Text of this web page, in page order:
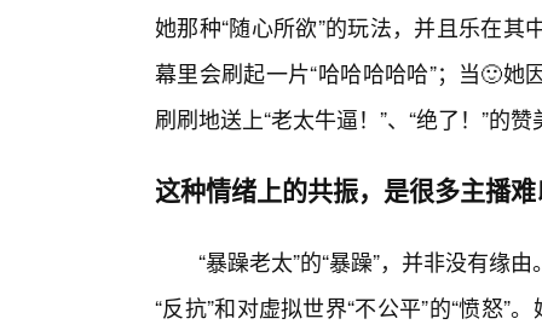
她那种“随心所欲”的玩法，并且乐在
幕里会刷起一片“哈哈哈哈哈”；当🙂
刷刷地送上“老太牛逼！”、“绝了！”的赞
这种情绪上的共振，是很多主播
“暴躁老太”的“暴躁”，并非没有缘
“反抗”和对虚拟世界“不公平”的“愤怒”